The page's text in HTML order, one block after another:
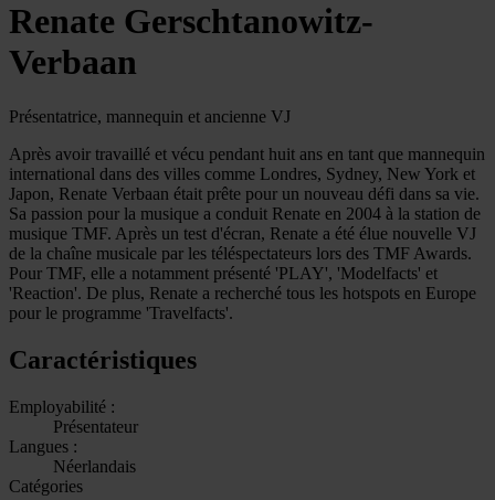
Renate Gerschtanowitz-
Verbaan
Présentatrice, mannequin et ancienne VJ
Après avoir travaillé et vécu pendant huit ans en tant que mannequin
international dans des villes comme Londres, Sydney, New York et
Japon, Renate Verbaan était prête pour un nouveau défi dans sa vie.
Sa passion pour la musique a conduit Renate en 2004 à la station de
musique TMF. Après un test d'écran, Renate a été élue nouvelle VJ
de la chaîne musicale par les téléspectateurs lors des TMF Awards.
Pour TMF, elle a notamment présenté 'PLAY', 'Modelfacts' et
'Reaction'. De plus, Renate a recherché tous les hotspots en Europe
pour le programme 'Travelfacts'.
Caractéristiques
Employabilité :
Présentateur
Langues :
Néerlandais
Catégories